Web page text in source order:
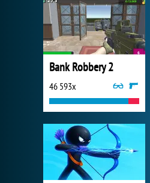
Bank Robbery 2
46 593x